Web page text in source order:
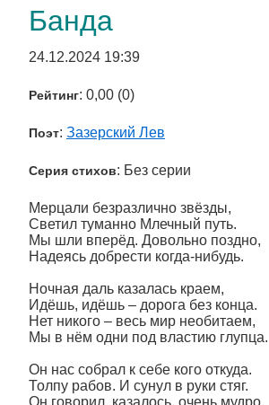
Банда
24.12.2024 19:39
Рейтинг: 0,00 (0)
Поэт: Зазерский Лев
Серия стихов: Без серии
Мерцали безразлично звёзды,
Светил туманно Млечный путь.
Мы шли вперёд. Довольно поздно,
Надеясь добрести когда-нибудь.
Ночная даль казалась краем,
Идёшь, идёшь – дорога без конца.
Нет никого – весь мир необитаем,
Мы в нём одни под властию глупца.
Он нас собрал к себе кого откуда.
Толпу рабов. И сунул в руки стяг.
Он говорил, казалось, очень мудро,